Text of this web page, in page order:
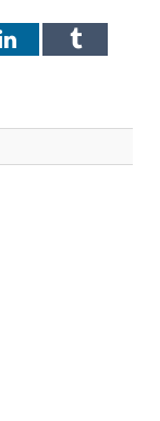
LinkedInTumblr